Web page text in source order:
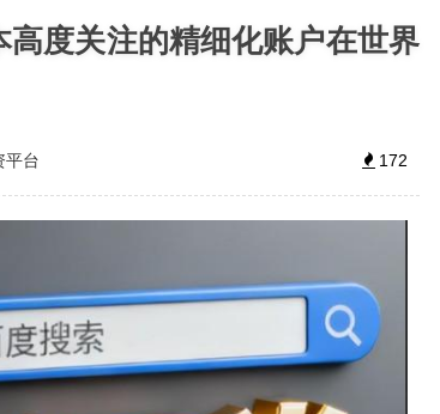
度关注的精细化账户在世界
平台 172